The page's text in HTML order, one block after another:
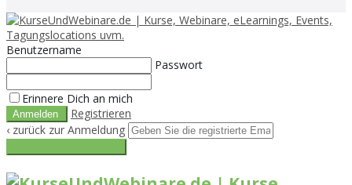
Benutzername
Passwort
Erinnere Dich an mich
Registrieren
‹ zurück zur Anmeldung